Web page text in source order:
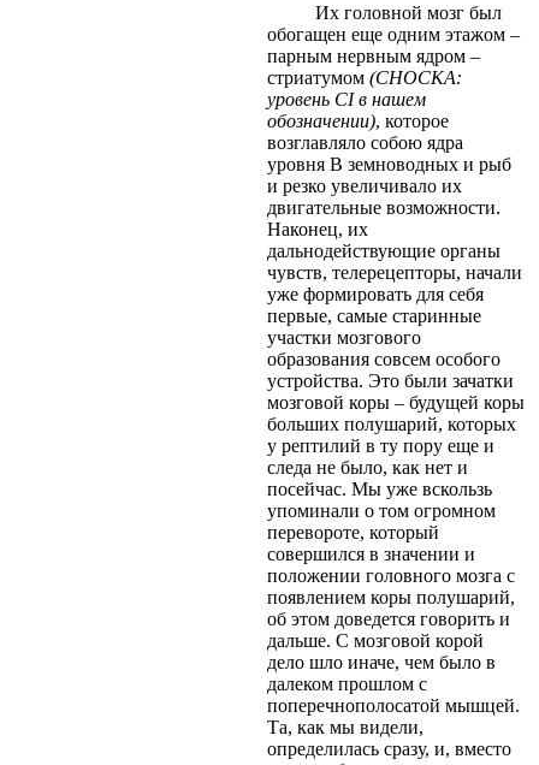
Их головной мозг был
обогащен еще одним этажом –
парным нервным ядром –
стриатумом (СНОСКА:
уровень CI в нашем
обозначении), которое
возглавляло собою ядра
уровня В земноводных и рыб
и резко увеличивало их
двигательные возможности.
Наконец, их
дальнодействующие органы
чувств, телерецепторы, начали
уже формировать для себя
первые, самые старинные
участки мозгового
образования совсем особого
устройства. Это были зачатки
мозговой коры – будущей коры
больших полушарий, которых
у рептилий в ту пору еще и
следа не было, как нет и
посейчас. Мы уже вскользь
упоминали о том огромном
перевороте, который
совершился в значении и
положении головного мозга с
появлением коры полушарий,
об этом доведется говорить и
дальше. С мозговой корой
дело шло иначе, чем было в
далеком прошлом с
поперечнополосатой мышцей.
Та, как мы видели,
определилась сразу, и, вместо